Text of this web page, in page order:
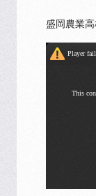
盛岡農業